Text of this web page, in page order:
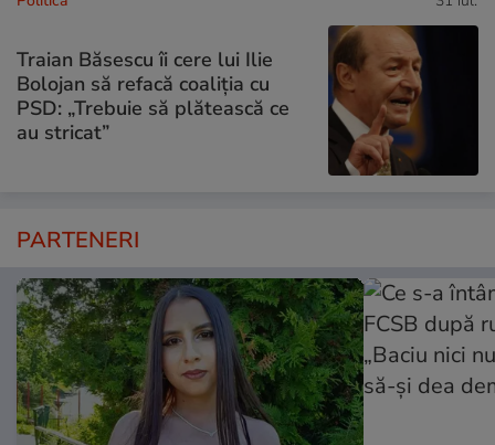
Traian Băsescu îi cere lui Ilie
Bolojan să refacă coaliția cu
PSD: „Trebuie să plătească ce
au stricat”
PARTENERI